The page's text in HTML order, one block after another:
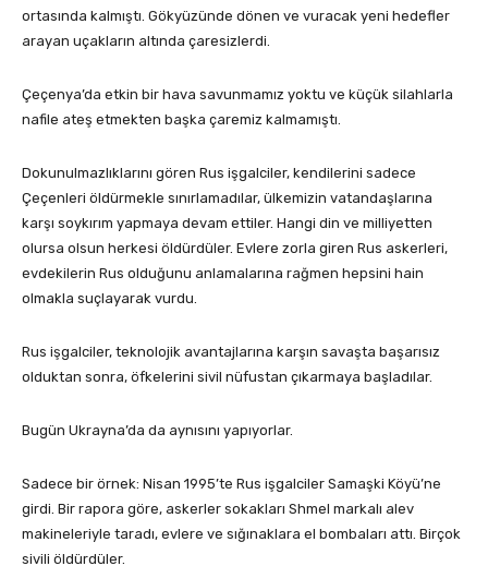
ortasında kalmıştı. Gökyüzünde dönen ve vuracak yeni hedefler
arayan uçakların altında çaresizlerdi.
Çeçenya’da etkin bir hava savunmamız yoktu ve küçük silahlarla
nafile ateş etmekten başka çaremiz kalmamıştı.
Dokunulmazlıklarını gören Rus işgalciler, kendilerini sadece
Çeçenleri öldürmekle sınırlamadılar, ülkemizin vatandaşlarına
karşı soykırım yapmaya devam ettiler. Hangi din ve milliyetten
olursa olsun herkesi öldürdüler. Evlere zorla giren Rus askerleri,
evdekilerin Rus olduğunu anlamalarına rağmen hepsini hain
olmakla suçlayarak vurdu.
Rus işgalciler, teknolojik avantajlarına karşın savaşta başarısız
olduktan sonra, öfkelerini sivil nüfustan çıkarmaya başladılar.
Bugün Ukrayna’da da aynısını yapıyorlar.
Sadece bir örnek: Nisan 1995’te Rus işgalciler Samaşki Köyü’ne
girdi. Bir rapora göre, askerler sokakları Shmel markalı alev
makineleriyle taradı, evlere ve sığınaklara el bombaları attı. Birçok
sivili öldürdüler.